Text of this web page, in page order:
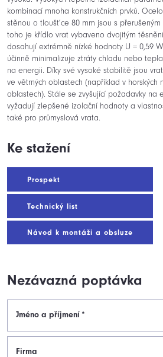
kombinací mnoha konstrukčních prvků.
stěnou o tloušťce 80 mm jsou s
toho je křídlo vrat vybaveno dvojitým
dosahují extrémně nízké hodnoty U = 0,59
účinně minimalizuje ztráty chladu nebo
na energii. Díky své vysoké stabilitě jsou
ve větrných oblastech (například v horských
oblastech). Stále se zvyšující požadavky na
vyžadují zlepšené izolační hodnoty a
také pro průmyslová vrata.
Ke stažení
Prospekt
Technický list
Návod k montáži a obsluze
Nezávazná poptávka
Jméno a příjmení *
Firma